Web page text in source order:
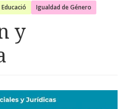
Educació Igualdad de Género
y